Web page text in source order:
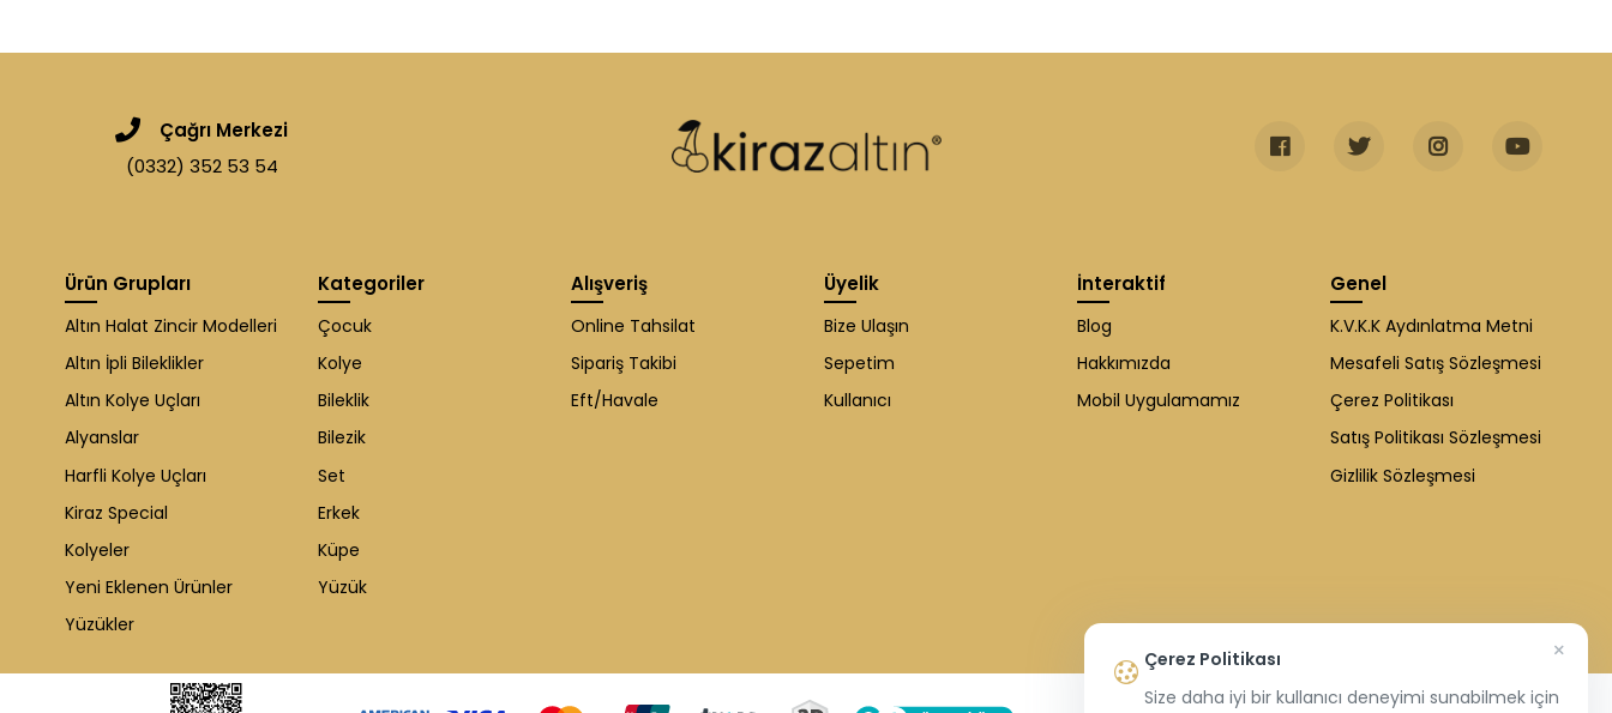
Çağrı Merkezi
(0332) 352 53 54
Ürün Grupları
Altın Halat Zincir Modelleri
Altın İpli Bileklikler
Altın Kolye Uçları
Alyanslar
Harfli Kolye Uçları
Kiraz Special
Kolyeler
Yeni Eklenen Ürünler
Yüzükler
Kategoriler
Çocuk
Kolye
Bileklik
Bilezik
Set
Erkek
Küpe
Yüzük
Alışveriş
Online Tahsilat
Sipariş Takibi
Eft/Havale
Üyelik
Bize Ulaşın
Sepetim
Kullanıcı
İnteraktif
Blog
Hakkımızda
Mobil Uygulamamız
Genel
K.V.K.K Aydınlatma Metni
Mesafeli Satış Sözleşmesi
Çerez Politikası
Satış Politikası Sözleşmesi
Gizlilik Sözleşmesi
Çerez Politikası
Size daha iyi bir kullanıcı deneyimi sunabilmek için
×